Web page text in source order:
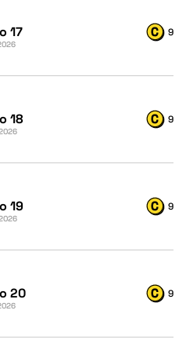
17 9
18 9
19 9
20 9